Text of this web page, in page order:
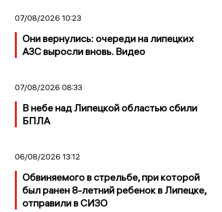
07/08/2026 10:23
Они вернулись: очереди на липецких
АЗС выросли вновь. Видео
07/08/2026 08:33
В небе над Липецкой областью сбили
БПЛА
06/08/2026 13:12
Обвиняемого в стрельбе, при которой
был ранен 8-летний ребенок в Липецке,
отправили в СИЗО